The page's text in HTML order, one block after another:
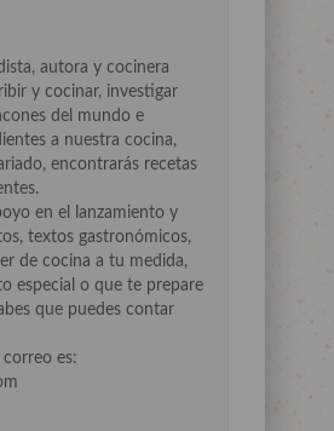
autora y cocinera
y cocinar, investigar
del mundo e
a nuestra cocina,
encontrarás recetas
en el lanzamiento y
textos gastronómicos,
de cocina a tu medida,
especial o que te prepare
que puedes contar
es: